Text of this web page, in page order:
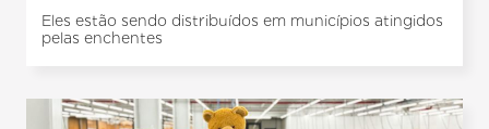
Eles estão sendo distribuídos em municípios atingidos
pelas enchentes